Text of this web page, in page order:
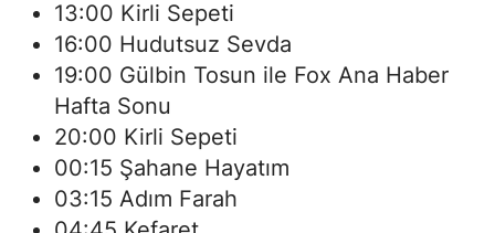
13:00 Kirli Sepeti
16:00 Hudutsuz Sevda
19:00 Gülbin Tosun ile Fox Ana Haber
Hafta Sonu
20:00 Kirli Sepeti
00:15 Şahane Hayatım
03:15 Adım Farah